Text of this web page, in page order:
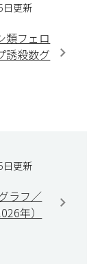
日更新
類フェロ
誘殺数グ
日更新
ラフ／
年）